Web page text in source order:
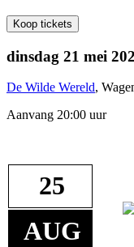
Koop tickets
dinsdag 21 mei
De Wilde Wereld,
Aanvang 20:00 uur
25
AUG